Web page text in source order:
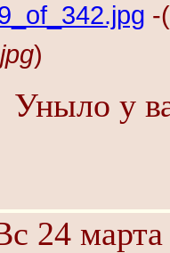
-(
)
Уныло у
24